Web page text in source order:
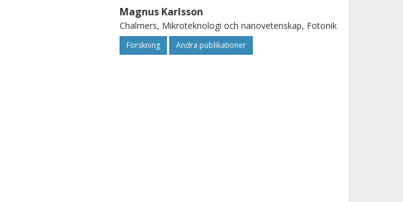
Magnus Karlsson
Chalmers, Mikroteknologi och nanovetenskap, Fotonik
Forskning Andra publikationer